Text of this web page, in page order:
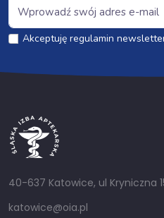
Akceptuję regulamin
40-637 Katowice, ul Kryniczna
katowice@oia.pl